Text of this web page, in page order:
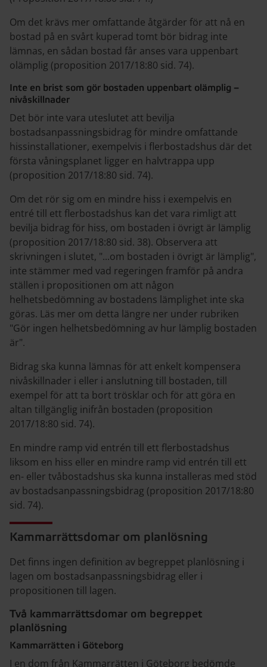
Om det krävs mer omfattande åtgärder för att nå en
bostad på en svårt kuperad tomt bör bidrag inte
lämnas, en sådan bostad får anses vara uppenbart
olämplig (proposition 2017/18:80 sid. 74).
Inte en brist som gör bostaden uppenbart olämplig –
nivåskillnader
Det bör inte vara uteslutet att bevilja
bostadsanpassningsbidrag för mindre omfattande
hissinstallationer, exempelvis i flerbostadshus där det
första våningsplanet ligger en halvtrappa upp
(proposition 2017/18:80 sid. 74).
Om det rör sig om en mindre hiss i exempelvis en
entré till ett flerbostadshus kan det vara rimligt att
bevilja bidrag för hiss, om bostaden i övrigt är lämplig
(proposition 2017/18:80 sid. 38). Observera att
skrivningen i slutet, "...om bostaden i övrigt är lämplig",
inte stämmer med vad regeringen framför på andra
ställen i propositionen om att någon
helhetsbedömning av bostadens lämplighet inte ska
göras. Läs mer om detta längre ner under rubriken
"Gör ingen helhetsbedömning av hur lämplig bostaden
är".
Bidrag ska kunna lämnas för att enkelt kompensera
nivåskillnader i eller i anslutning till bostaden, till
exempel för att ta bort trösklar och för att göra en
altan tillgänglig inifrån bostaden (proposition
2017/18:80 sid. 74).
En mindre ramp vid entrén till ett flerbostadshus
liksom en hiss eller en mindre ramp vid entrén till ett
en- eller tvåbostadshus ska kunna installeras med stöd
av bostadsanpassningsbidrag (proposition 2017/18:80
sid. 74).
Kammarrättsdomar om planlösning
Det finns ingen definition av begreppet planlösning i
lagen om bostadsanpassningsbidrag eller i
propositionen till lagen.
Två kammarrättsdomar om begreppet
planlösning
Kammarrätten i Göteborg
I en dom från Kammarrätten i Göteborg bedömde